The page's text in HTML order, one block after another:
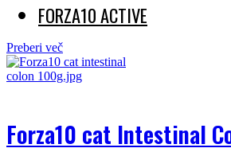
FORZA10 ACTIVE
Preberi več
Forza10 cat Intestinal